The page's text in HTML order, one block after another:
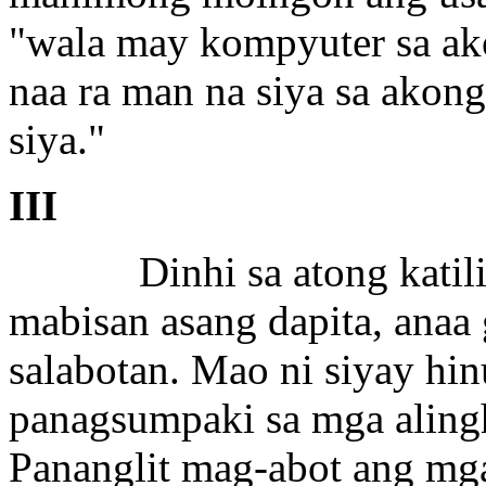
"wala may kompyuter sa
naa ra man na siya sa
siya."
III
Dinhi sa atong
mabisan asang dapita,
salabotan. Mao ni siyay
panagsumpaki sa mga
Pananglit mag-abot ang